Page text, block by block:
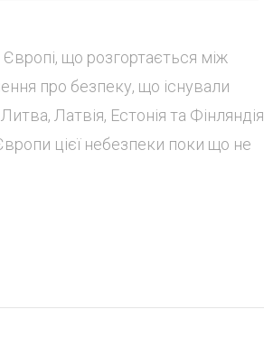
що розгортається між
про безпеку, що існували
Латвія, Естонія та Фінляндія
цієї небезпеки поки що не